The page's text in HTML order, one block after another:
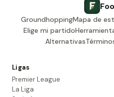
GroundhoppingMapa de
Elige mi partido
Alternativas
Ligas
Premier League
La Liga